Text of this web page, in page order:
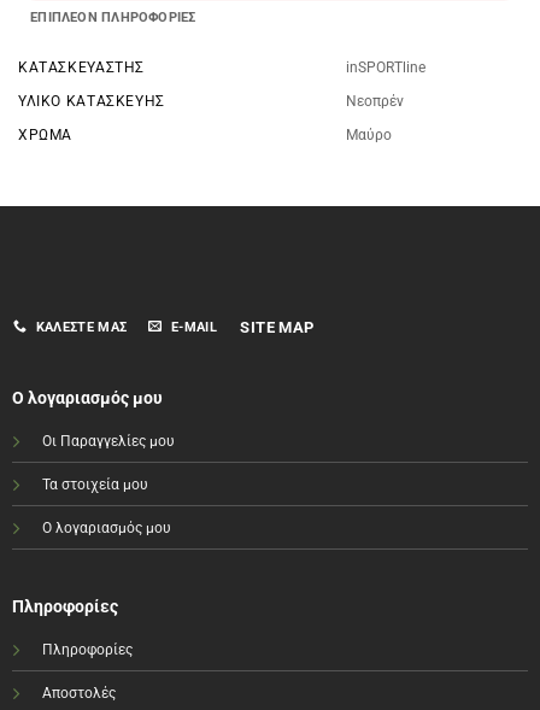
ΕΠΙΠΛΈΟΝ ΠΛΗΡΟΦΟΡΊΕΣ
ΚΑΤΑΣΚΕΥΑΣΤΉΣ
inSPORTline
ΥΛΙΚΌ ΚΑΤΑΣΚΕΥΉΣ
Νεοπρέν
ΧΡΏΜΑ
Μαύρο
ΚΑΛΈΣΤΕ ΜΑΣ E-MAIL SITE MAP
Ο λογαριασμός μου
Οι Παραγγελίες μου
Τα στοιχεία μου
Ο λογαριασμός μου
Πληροφορίες
Πληροφορίες
Αποστολές